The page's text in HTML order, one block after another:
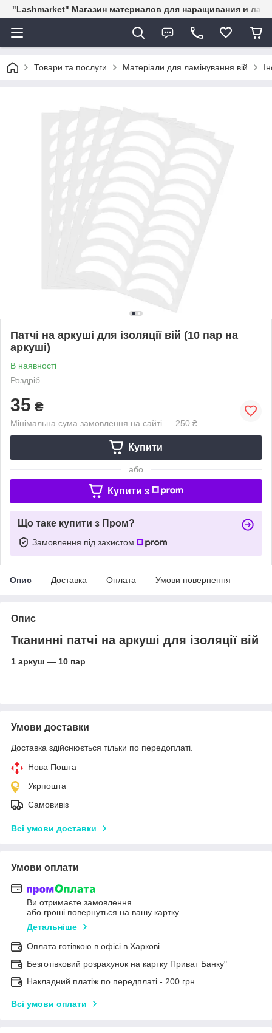
"Lashmarket" Магазин материалов для наращивания и
Товари та послуги Матеріали для ламінування вій
Патчі на аркуші для ізоляції вій (10 пар на
аркуші)
В наявності
Роздріб
35 ₴
Мінімальна сума замовлення на сайті — 250 ₴
Купити
або
Купити з
Що таке купити з Пром?
Замовлення під захистом
Опис Доставка Оплата Умови повернення
Опис
Тканинні патчі на аркуші для ізоляції вій
1 аркуш — 10 пар
Умови доставки
Доставка здійснюється тільки по передоплаті.
Нова Пошта
Укрпошта
Самовивіз
Всі умови доставки
Умови оплати
Ви отримаєте замовлення
або гроші повернуться на вашу картку
Детальніше
Оплата готівкою в офісі в Харкові
Безготівковий розрахунок на картку Приват Банку"
Накладний платіж по передплаті - 200 грн
Всі умови оплати